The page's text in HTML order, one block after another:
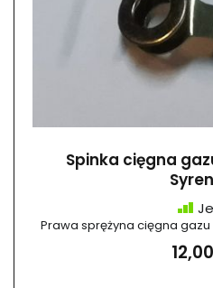
Spinka cięgna
Prawa sprężyna cięgna gazu